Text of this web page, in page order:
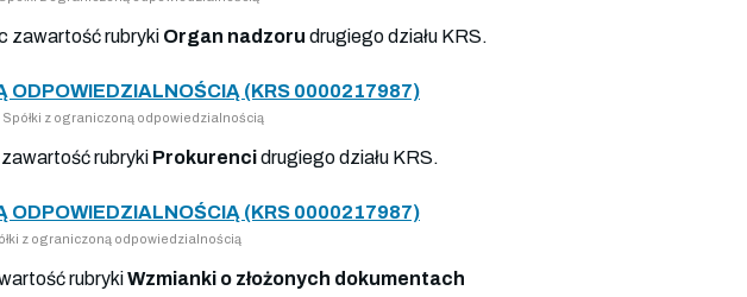
zawartość rubryki Organ nadzoru drugiego działu KRS.
ODPOWIEDZIALNOŚCIĄ (KRS 0000217987)
Spółki z ograniczoną odpowiedzialnością
rubryki Prokurencidrugiego działu KRS.
ODPOWIEDZIALNOŚCIĄ (KRS 0000217987)
z ograniczoną odpowiedzialnością
rubrykiWzmianki o złożonych dokumentach